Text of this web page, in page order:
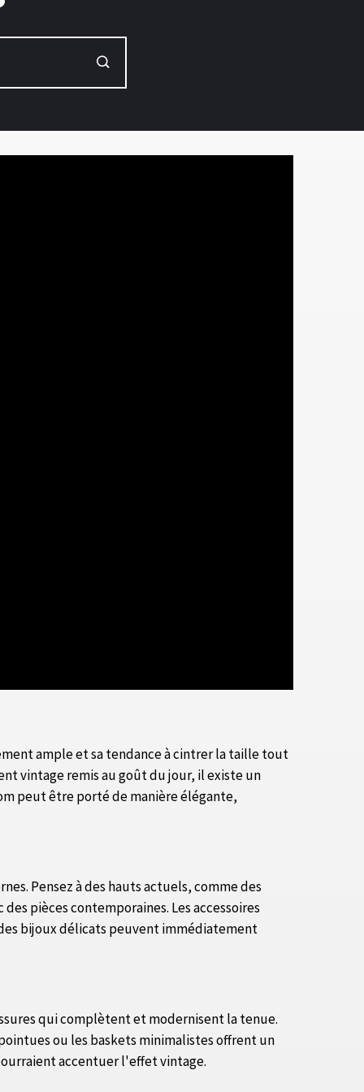
ample et sa tendance à cintrer la taille tout
vintage remis au goût du jour, il existe un
peut être porté de manière élégante,
Pensez à des hauts actuels, comme des
pièces contemporaines. Les accessoires
bijoux délicats peuvent immédiatement
qui complètent et modernisent la tenue.
ou les baskets minimalistes offrent un
accentuer l'effet vintage.